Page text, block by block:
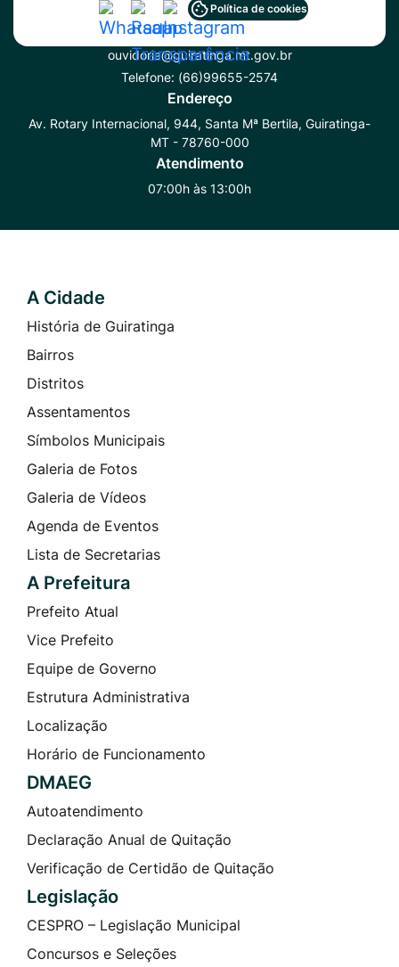
Acessar
a
Rede
Whatsapp
Acessar
a
Rede
Social
Radar
Transparência
Acessar
a
Rede
Social
Instagram
Política de cookies
Contato
ouvidoria@guiratinga.mt.gov.br
Telefone: (66)99655-2574
Endereço
Av. Rotary Internacional, 944, Santa Mª Bertila, Guiratinga-
MT - 78760-000
Atendimento
07:00h às 13:00h
Seção do Rodapé e Contato
A Cidade
História de Guiratinga
Bairros
Distritos
Assentamentos
Símbolos Municipais
Galeria de Fotos
Galeria de Vídeos
Agenda de Eventos
Lista de Secretarias
A Prefeitura
Prefeito Atual
Vice Prefeito
Equipe de Governo
Estrutura Administrativa
Localização
Horário de Funcionamento
DMAEG
Autoatendimento
Declaração Anual de Quitação
Verificação de Certidão de Quitação
Legislação
CESPRO – Legislação Municipal
Concursos e Seleções